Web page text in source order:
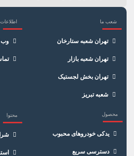
شعب ما
تهران شعبه ستارخان
تهران شعبه بازار
تهران بخش لجستیک
شعبه تبریز
اطلاعات
وب
محصول
یدکی خودروهای محبوب
دسترسی سریع
محتوا